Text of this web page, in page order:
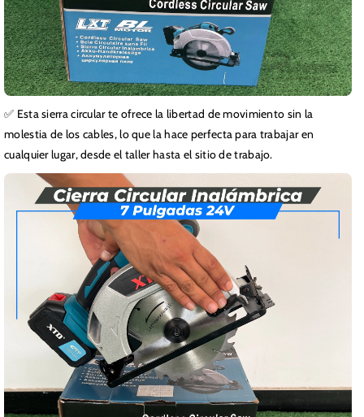
✅ Esta sierra circular te ofrece la libertad de movimiento sin la
molestia de los cables, lo que la hace perfecta para trabajar en
cualquier lugar, desde el taller hasta el sitio de trabajo.